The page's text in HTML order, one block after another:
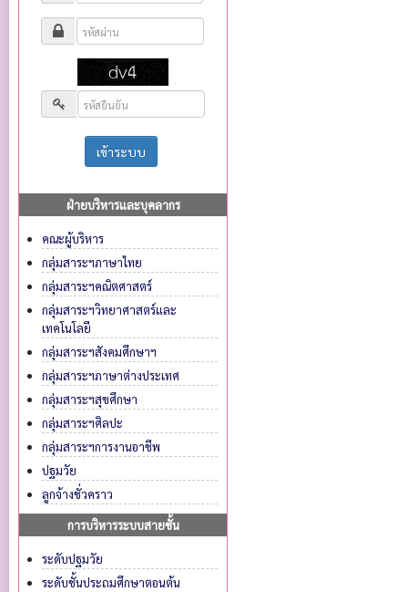
ฝ่ายบริหารและบุคลากร
คณะผู้บริหาร
กลุ่มสาระฯภาษาไทย
กลุ่มสาระฯคณิตศาสตร์
กลุ่มสาระฯวิทยาศาสตร์และ
เทคโนโลยี
กลุ่มสาระฯสังคมศึกษาฯ
กลุ่มสาระฯภาษาต่างประเทศ
กลุ่มสาระฯสุขศึกษา
กลุ่มสาระฯศิลปะ
กลุ่มสาระฯการงานอาชีพ
ปฐมวัย
ลูกจ้างชั่วคราว
การบริหารระบบสายชั้น
ระดับปฐมวัย
ระดับชั้นประถมศึกษาตอนต้น